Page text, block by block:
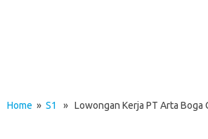
Home » S1 » Lowongan Kerja PT Arta Boga